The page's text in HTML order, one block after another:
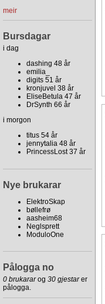
meir
Bursdagar
i dag
dashing 48 år
emilia_
digits 51 år
kronjuvel 38 år
EliseBetula 47 år
DrSynth 66 år
i morgon
titus 54 år
jennytalia 48 år
PrincessLost 37 år
Nye brukarar
ElektroSkap
bøllefrø
aasheim68
Neglsprett
ModuloOne
Pålogga no
0 brukararog 30 gjestarer
pålogga.